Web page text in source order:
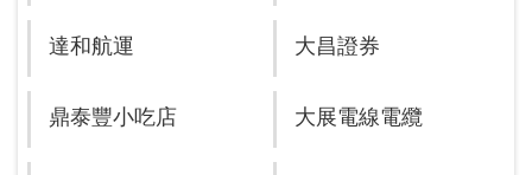
達和航運 大昌證券
鼎泰豐小吃店 大展電線電纜